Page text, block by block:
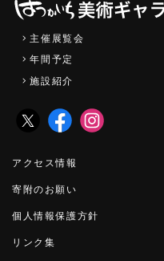
主催展覧会
年間予定
施設紹介
アクセス情報
寄附のお願い
個人情報保護方針
リンク集